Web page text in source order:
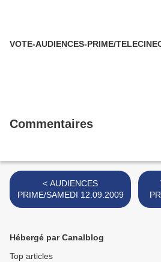
VOTE-AUDIENCES-PRIME/
Commentaires
< AUDIENCES
PRIME/SAMEDI 12.09.2009
Hébergé par Canalblog
Top articles